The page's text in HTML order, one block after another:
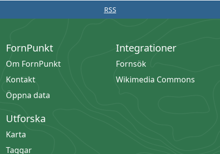
RSS
FornPunkt
Om FornPunkt
Kontakt
Öppna data
Integrationer
Fornsök
Wikimedia Commons
Utforska
Karta
Taggar